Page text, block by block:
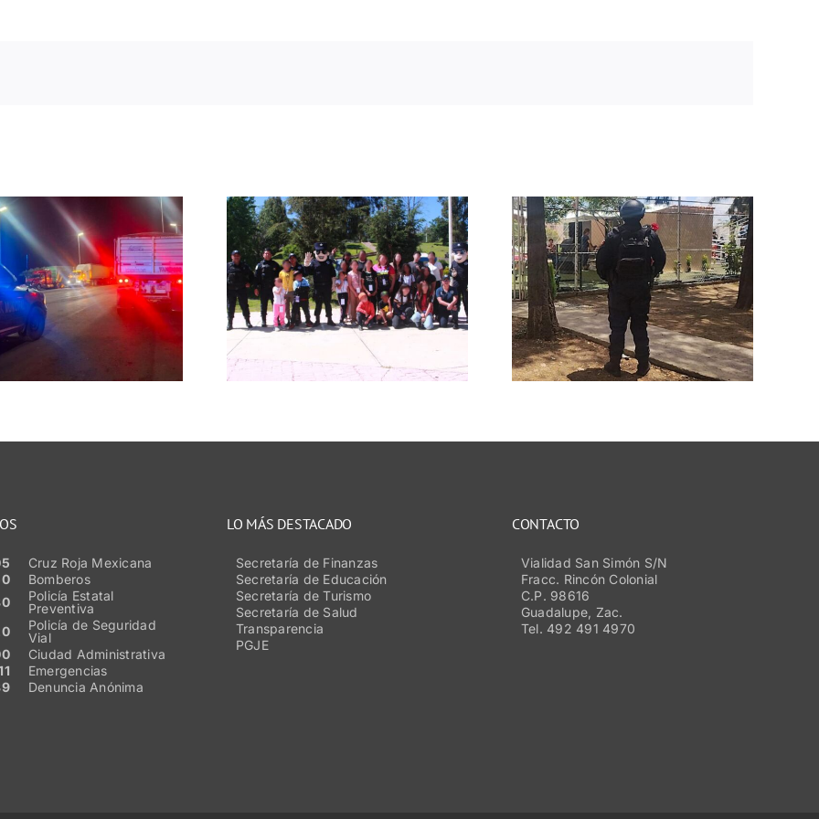
Fomentan Policía
Estatal Preventiva
y Policía Municipal
la cultura de la
prevención entre
niñas y niños en
Zacatecas
Resguardan Policía
Estatal Preventiva
y corporaciones
municipales
encuentros
deportivos en
Guadalupe y Jerez
Cruz Roja Mexicana
Bomberos
Policía Estatal
Preventiva
Policía de Seguridad
Vial
Ciudad Administrativa
Emergencias
Denuncia Anónima
LO MÁS DESTACADO
Secretaría de Finanzas
Secretaría de Educación
Secretaría de Turismo
Secretaría de Salud
Transparencia
PGJE
CONTACTO
Vialidad San Simón S/N
Fracc. Rincón Colonial
C.P. 98616
Guadalupe, Zac.
Tel. 492 491 4970